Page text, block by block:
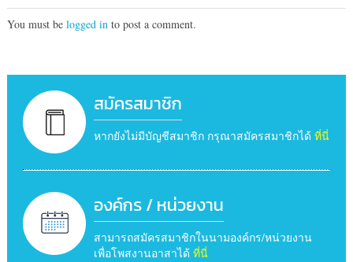
You must be logged into post a comment.
สมัครสมาชิก
หากยังไม่มีบัญชีสมาชิก กรุณาสมัครสมาชิกได้ ที่นี่
องค์กร / หน่วยงาน
สามารถสมัครสมาชิกในนามองค์กร/หน่วยงาน
เพื่อโพสงานอาสาได้ ที่นี่